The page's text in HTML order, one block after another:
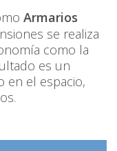
Armarios
se realiza
como la
es un
en el espacio,